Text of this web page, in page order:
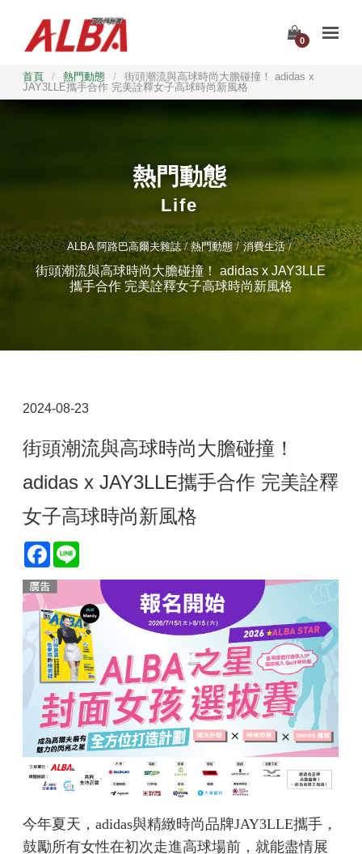
0
首頁 / 熱門動態 /
街頭潮流與高球時尚大膽碰撞！ adidas x
JAY3LLE攜手合作 完美詮釋女子高球時尚新風格
熱門動態
Life
ALBA 阿路巴高爾夫雜誌 熱門動態 消費生活
街頭潮流與高球時尚大膽碰撞！ adidas x JAY3LLE
攜手合作 完美詮釋女子高球時尚新風格
2024-08-23
街頭潮流與高球時尚大膽碰撞！
adidas x JAY3LLE攜手合作 完美詮釋
女子高球時尚新風格
Facebook
今年夏天，adidas與精緻時尚品牌JAY3LLE攜手，
鼓勵所有女性在初次走進高球場前，就能盡情展